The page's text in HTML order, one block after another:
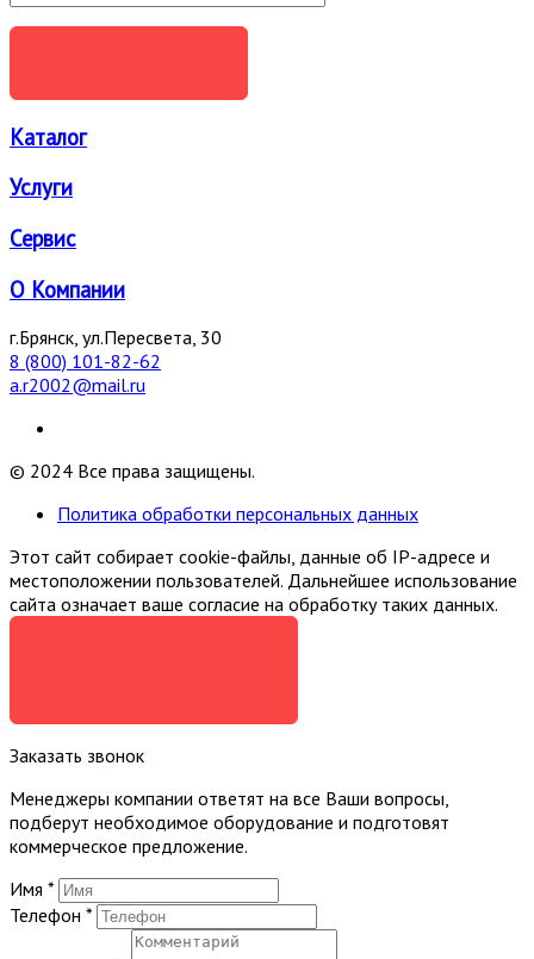
Каталог
Услуги
Сервис
О Компании
г.Брянск, ул.Пересвета, 30
8 (800) 101-82-62
a.r2002@mail.ru
© 2024 Все права защищены.
Политика обработки персональных данных
Этот сайт собирает cookie-файлы, данные об IP-адресе и
местоположении пользователей. Дальнейшее использование
сайта означает ваше согласие на обработку таких данных.
Заказать звонок
Менеджеры компании ответят на все Ваши вопросы,
подберут необходимое оборудование и подготовят
коммерческое предложение.
Имя *
Телефон *